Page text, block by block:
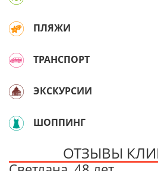
ПЛЯЖИ
ТРАНСПОРТ
ЭКСКУРСИИ
ШОППИНГ
ОТЗЫВЫ